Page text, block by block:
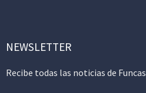
NEWSLETTER
Recibe todas las noticias de Funcas